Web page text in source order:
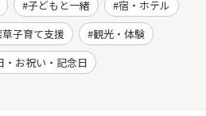
子どもと一緒
宿・ホテル
子育て支援
観光・体験
・お祝い・記念日